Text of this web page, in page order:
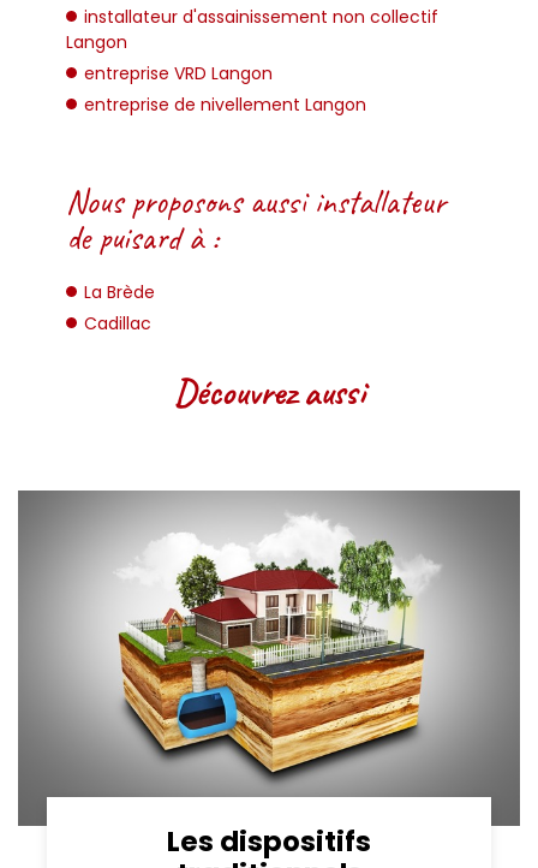
installateur d'assainissement non collectif
Langon
entreprise VRD Langon
entreprise de nivellement Langon
Nous proposons aussi installateur
de puisard à :
La Brède
Cadillac
Découvrez aussi
Les dispositifs